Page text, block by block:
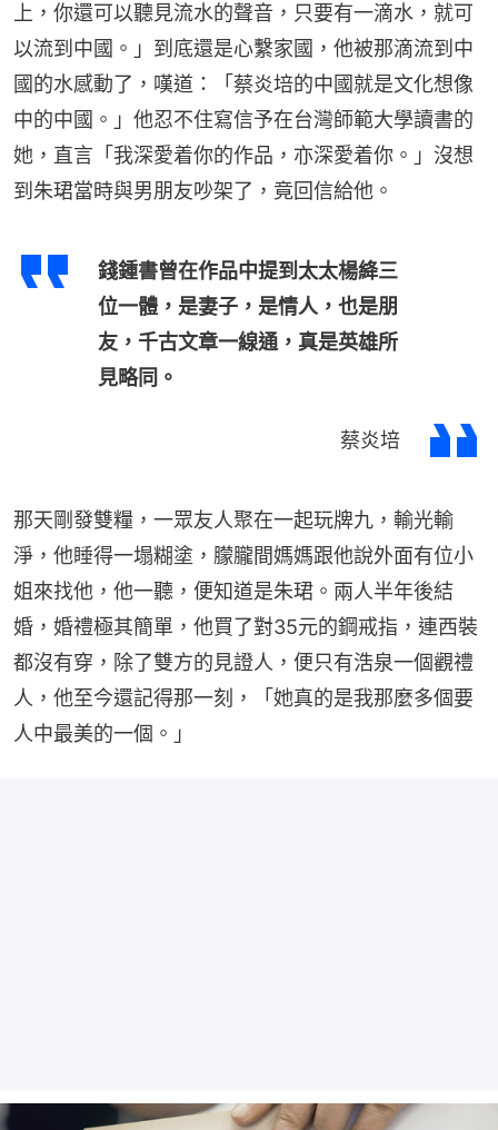
上，你還可以聽見流水的聲音，只要有一滴水，就可
以流到中國。」到底還是心繫家國，他被那滴流到中
國的水感動了，嘆道：「蔡炎培的中國就是文化想像
中的中國。」他忍不住寫信予在台灣師範大學讀書的
她，直言「我深愛着你的作品，亦深愛着你。」沒想
到朱珺當時與男朋友吵架了，竟回信給他。
錢鍾書曾在作品中提到太太楊絳三
位一體，是妻子，是情人，也是朋
友，千古文章一線通，真是英雄所
見略同。
蔡炎培
那天剛發雙糧，一眾友人聚在一起玩牌九，輸光輸
淨，他睡得一塌糊塗，朦朧間媽媽跟他說外面有位小
姐來找他，他一聽，便知道是朱珺。兩人半年後結
婚，婚禮極其簡單，他買了對35元的鋼戒指，連西裝
都沒有穿，除了雙方的見證人，便只有浩泉一個觀禮
人，他至今還記得那一刻，「她真的是我那麼多個要
人中最美的一個。」